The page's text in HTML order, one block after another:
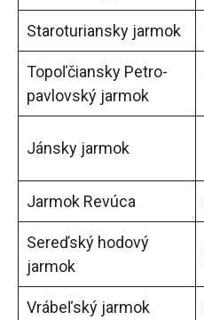
Staroturiansky jarmok
Topoľčiansky Petro-
pavlovský jarmok
Jánsky jarmok
Jarmok Revúca
Sereďský hodový
jarmok
Vrábeľský jarmok